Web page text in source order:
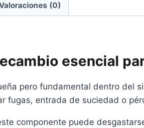
(0)
esencial
pero fundamental dentro
fugas, entrada de suciedad o
componente puede